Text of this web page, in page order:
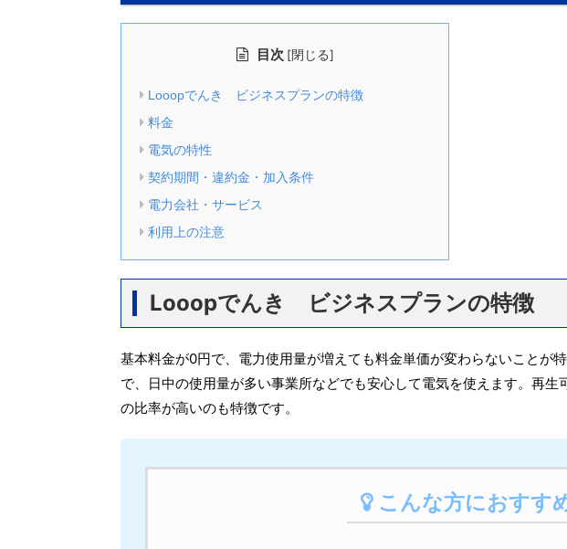
目次 [閉じる]
Looopでんき ビジネスプランの特徴
料金
電気の特性
契約期間・違約金・加入条件
電力会社・サービス
利用上の注意
Looopでんき ビジネスプランの特徴
基本料金が0円で、電力使用量が増えても料金単価が変わらないことが
で、日中の使用量が多い事業所などでも安心して電気を使えます。再生
の比率が高いのも特徴です。
こんな方におすす